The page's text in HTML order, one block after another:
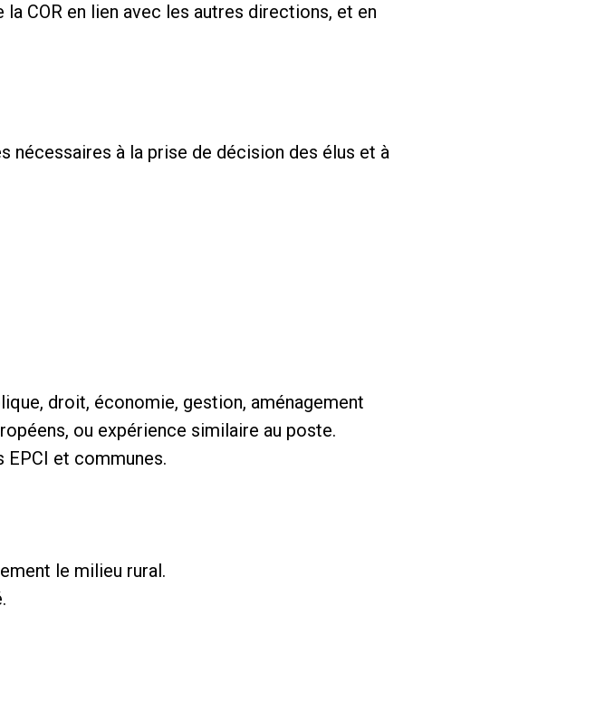
COR en lien avec les autres directions, et en
à la prise de décision des élus et à
droit, économie, gestion, aménagement
ou expérience similaire au poste.
et communes.
le milieu rural.